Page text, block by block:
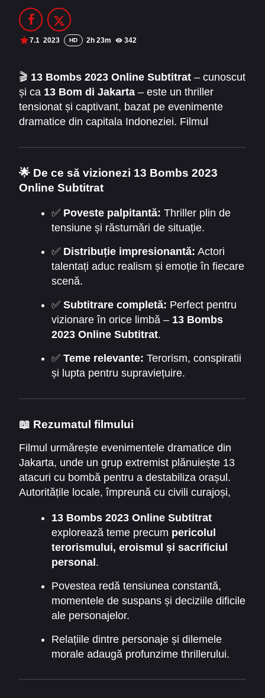
Filme Online 2014
Filme Online 2012
DMCA
SERIALE ONLINE
CONTACT
7.1 2023 HD 2h 23m 342
🎬 13 Bombs 2023 Online Subtitrat – cunoscut
și ca 13 Bom di Jakarta – este un thriller
tensionat și captivant, bazat pe evenimente
dramatice din capitala Indoneziei. Filmul
implicați în planuri teroriste și eforturile
autorităților de a preveni dezastrul, oferind
suspans de la început până la final.
🌟 De ce să vizionezi 13 Bombs 2023
Online Subtitrat
✅ Poveste palpitantă: Thriller plin de
tensiune și răsturnări de situație.
✅ Distribuție impresionantă: Actori
talentați aduc realism și emoție în fiecare
scenă.
✅ Subtitrare completă: Perfect pentru
vizionare în orice limbă – 13 Bombs
2023 Online Subtitrat.
✅ Teme relevante: Terorism, conspiratii
și lupta pentru supraviețuire.
📖 Rezumatul filmului
Filmul urmărește evenimentele dramatice din
Jakarta, unde un grup extremist plănuiește 13
atacuri cu bombă pentru a destabiliza orașul.
Autoritățile locale, împreună cu civili curajoși,
cât mai multe vieți.
13 Bombs 2023 Online Subtitrat
explorează teme precum pericolul
terorismului, eroismul și sacrificiul
personal.
Povestea redă tensiunea constantă,
momentele de suspans și deciziile dificile
ale personajelor.
Relațiile dintre personaje și dilemele
morale adaugă profunzime thrillerului.